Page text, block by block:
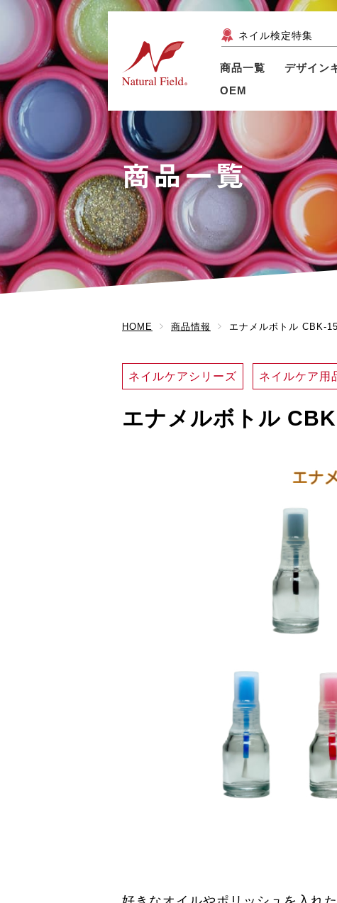
ネイル検定特集
商品一覧 デザイン
OEM
商品一覧
HOME 商品情報 エナメルボトル CBK-15
ネイルケアシリーズ ネイルケア用
エナメルボトル